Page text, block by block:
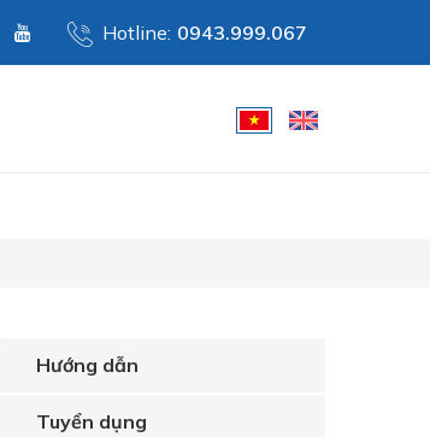
Hotline: 0943.999.067
Hướng dẫn
Tuyển dụng